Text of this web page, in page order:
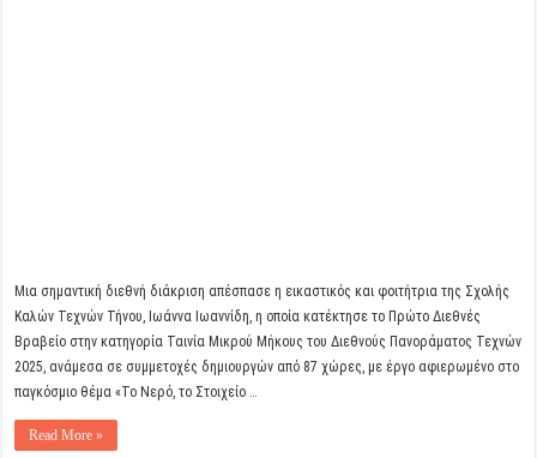
Μια σημαντική διεθνή διάκριση απέσπασε η εικαστικός και φοιτήτρια της Σχολής
Καλών Τεχνών Τήνου, Ιωάννα Ιωαννίδη, η οποία κατέκτησε το Πρώτο Διεθνές
Βραβείο στην κατηγορία Ταινία Μικρού Μήκους του Διεθνούς Πανοράματος Τεχνών
2025, ανάμεσα σε συμμετοχές δημιουργών από 87 χώρες, με έργο αφιερωμένο στο
παγκόσμιο θέμα «Το Νερό, το Στοιχείο …
Read More »